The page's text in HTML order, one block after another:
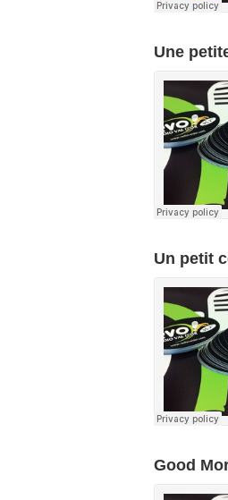
Une
Un petit
Good